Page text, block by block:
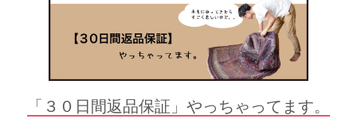
「３０日間返品保証」やっちゃってます。